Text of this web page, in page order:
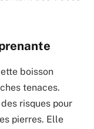
boisson
tenaces.
risques pour
pierres. Elle